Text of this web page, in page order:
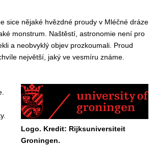
sice nějaké hvězdné proudy v Mléčné dráze
monstrum. Naštěstí, astronomie není pro
a neobvyklý objev prozkoumali. Proud
největší, jaký ve vesmíru známe.
Logo. Kredit: Rijksuniversiteit
Groningen.